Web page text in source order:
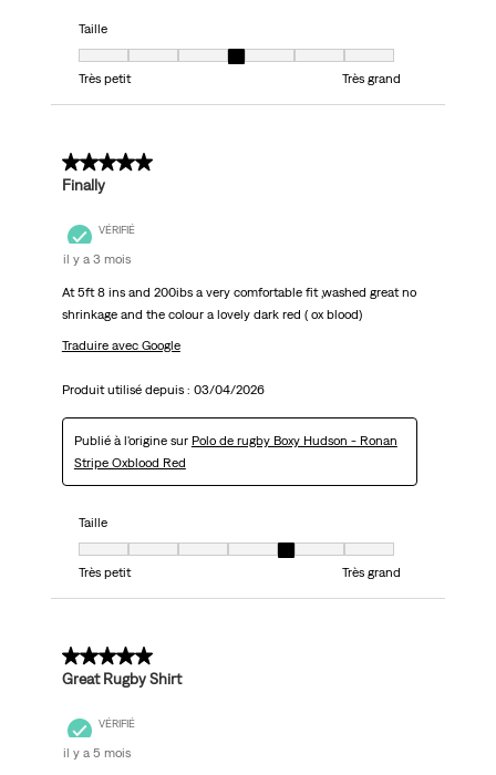
Taille
Taille, 4 sur 7, où 1 est égal à Très petit et 7 est égal à Très grand
Très petit
Très grand
5 sur 5 étoiles.
Finally
VÉRIFIÉ
il y a 3 mois
At 5ft 8 ins and 200ibs a very comfortable fit ,washed great no
shrinkage and the colour a lovely dark red ( ox blood)
Traduire avec Google
Produit utilisé depuis : 03/04/2026
Publié à l'origine sur Polo de rugby Boxy Hudson - Ronan
Stripe Oxblood Red
Taille
Taille, 5 sur 7, où 1 est égal à Très petit et 7 est égal à Très grand
Très petit
Très grand
5 sur 5 étoiles.
Great Rugby Shirt
VÉRIFIÉ
il y a 5 mois